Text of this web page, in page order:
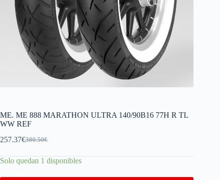
ME. ME 888 MARATHON ULTRA 140/90B16 77H R TL
WW REF
380.50€
257.37€
Solo quedan 1 disponibles